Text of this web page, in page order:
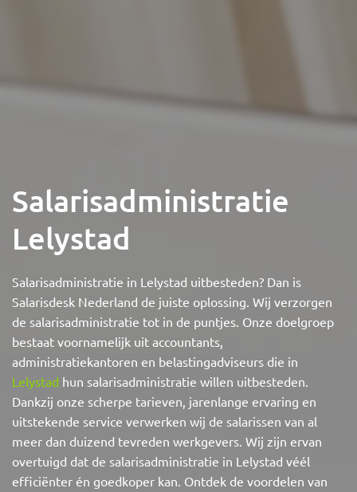
Salarisadministratie
Lelystad
Salarisadministratie in Lelystad uitbesteden? Dan is
Salarisdesk Nederland de juiste oplossing. Wij verzorgen
de salarisadministratie tot in de puntjes. Onze doelgroep
bestaat voornamelijk uit accountants,
administratiekantoren en belastingadviseurs die in
Lelystad hun salarisadministratie willen uitbesteden.
Dankzij onze scherpe tarieven, jarenlange ervaring en
uitstekende service verwerken wij de salarissen van al
meer dan duizend tevreden werkgevers. Wij zijn ervan
overtuigd dat de salarisadministratie in Lelystad véél
efficiënter én goedkoper kan. Ontdek de voordelen van